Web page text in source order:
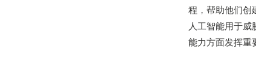
程，帮助他们创
人工智能用于
能力方面发挥重